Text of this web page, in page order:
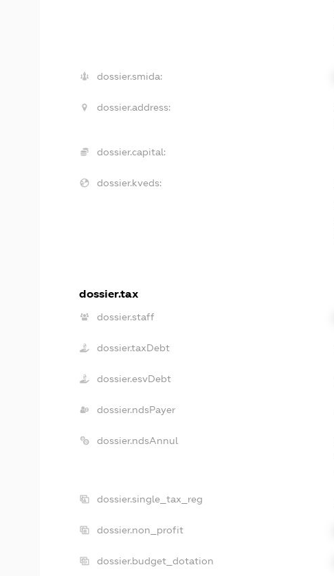
dossier.smida:
dossier.address:
dossier.capital:
dossier.kveds:
dossier.tax
dossier.staff
dossier.taxDebt
dossier.esvDebt
dossier.ndsPayer
dossier.ndsAnnul
dossier.single_tax_reg
dossier.non_profit
dossier.budget_dotation